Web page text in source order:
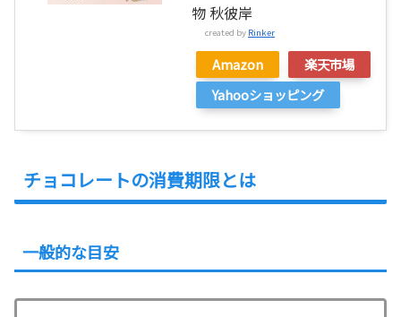
物 秋彼岸
created by Rinker
Amazon
楽天市場
Yahooショッピング
チョコレートの消費期限とは
一般的な目安